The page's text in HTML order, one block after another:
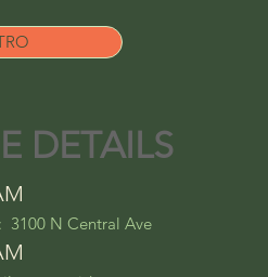
DETAILS
3100 N Central Ave